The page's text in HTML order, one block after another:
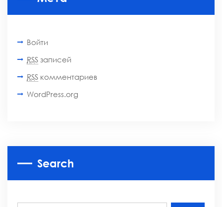
Войти
RSS записей
RSS комментариев
WordPress.org
Search